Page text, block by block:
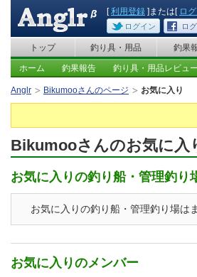
[利用登録 ]または[ ロ
ログイン ロ
トップ 釣り具・用品 釣果
ホーム 釣果報告 釣り具・用品レビュー
Anglr Bikumooさんのページ お気に入り
Bikumooさんのお気に入
お気に入りの釣り船・管理釣り
お気に入りの釣り船・管理釣り場は
お気に入りのメンバー